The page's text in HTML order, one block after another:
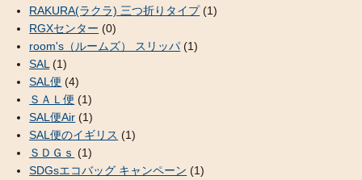
RAKURA(ラクラ) 三つ折りタイプ(1)
RGXセンター (0)
room's（ルームズ） スリッパ (1)
SAL (1)
SAL便 (4)
ＳＡＬ便 (1)
SAL便Air (1)
SAL便のイギリス (1)
ＳＤＧｓ (1)
SDGsエコバッグ キャンペーン (1)